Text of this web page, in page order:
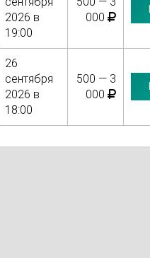
2026 в
19:00
000
26
сентября
2026 в
18:00
500 — 3
000